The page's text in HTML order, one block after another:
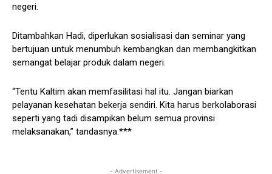
negeri.
Ditambahkan Hadi, diperlukan sosialisasi dan seminar yang
bertujuan untuk menumbuh kembangkan dan membangkitkan
semangat belajar produk dalam negeri.
“Tentu Kaltim akan memfasilitasi hal itu. Jangan biarkan
pelayanan kesehatan bekerja sendiri. Kita harus berkolaborasi
seperti yang tadi disampikan belum semua provinsi
melaksanakan,” tandasnya.***
- Advertisement -